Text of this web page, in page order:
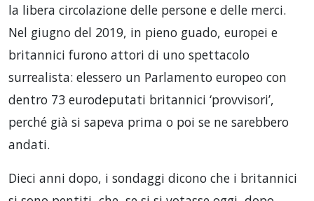
la libera circolazione delle persone e delle merci.
Nel giugno del 2019, in pieno guado, europei e
britannici furono attori di uno spettacolo
surrealista: elessero un Parlamento europeo con
dentro 73 eurodeputati britannici ‘provvisori’,
perché già si sapeva prima o poi se ne sarebbero
andati.
Dieci anni dopo, i sondaggi dicono che i britannici